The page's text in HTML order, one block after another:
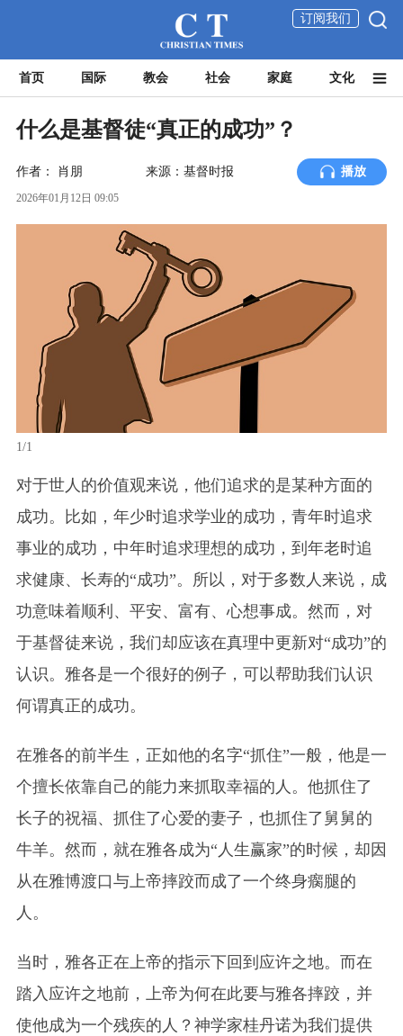
订阅我们
首页 国际 教会 社会 家庭 文化
什么是基督徒“真正的成功”？
作者： 肖朋 来源：基督时报 播放
2026年01月12日 09:05
1/1
对于世人的价值观来说，他们追求的是某种方面的
成功。比如，年少时追求学业的成功，青年时追求
事业的成功，中年时追求理想的成功，到年老时追
求健康、长寿的“成功”。所以，对于多数人来说，成
功意味着顺利、平安、富有、心想事成。然而，对
于基督徒来说，我们却应该在真理中更新对“成功”的
认识。雅各是一个很好的例子，可以帮助我们认识
何谓真正的成功。
在雅各的前半生，正如他的名字“抓住”一般，他是一
个擅长依靠自己的能力来抓取幸福的人。他抓住了
长子的祝福、抓住了心爱的妻子，也抓住了舅舅的
牛羊。然而，就在雅各成为“人生赢家”的时候，却因
从在雅博渡口与上帝摔跤而成了一个终身瘸腿的
人。
当时，雅各正在上帝的指示下回到应许之地。而在
踏入应许之地前，上帝为何在此要与雅各摔跤，并
使他成为一个残疾的人？神学家桂丹诺为我们提供